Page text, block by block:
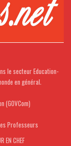
le secteur Education-
en général.
(GOVCom)
Professeurs
EN CHEF